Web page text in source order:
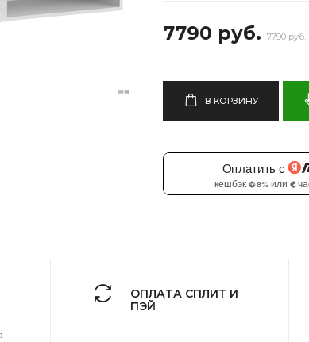
7790 руб. 7790 руб.
В КОРЗИНУ
ОПЛАТА СПЛИТ И
ПЭЙ